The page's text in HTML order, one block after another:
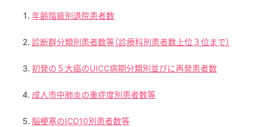
年齢階級別退院患者数
診断群分類別患者数等（診療科別患者数上位３位まで）
初発の５大癌のUICC病期分類別並びに再発患者数
成人市中肺炎の重症度別患者数等
脳梗塞のICD10別患者数等